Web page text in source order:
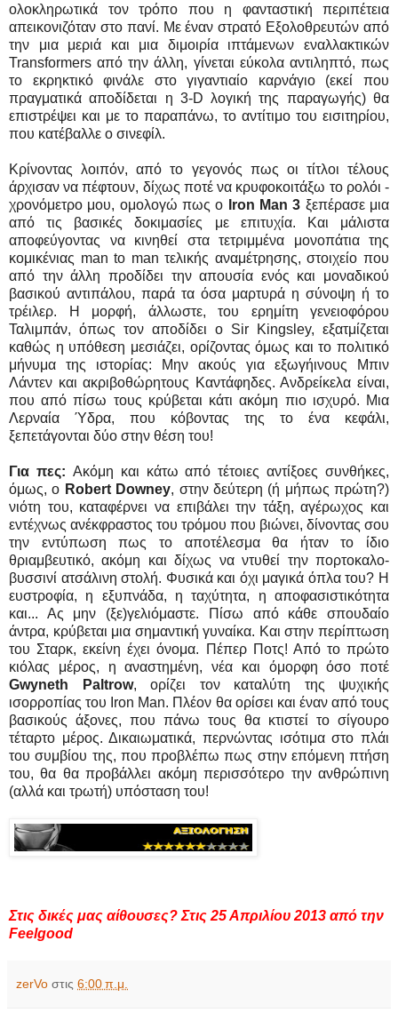
ολοκληρωτικά τον τρόπο που η φανταστική περιπέτεια
απεικονιζόταν στο πανί. Με έναν στρατό Εξολοθρευτών από
την μια μεριά και μια διμοιρία ιπτάμενων εναλλακτικών
Transformers από την άλλη, γίνεται εύκολα αντιληπτό, πως
το εκρηκτικό φινάλε στο γιγαντιαίο καρνάγιο (εκεί που
πραγματικά αποδίδεται η 3-D λογική της παραγωγής) θα
επιστρέψει και με το παραπάνω, το αντίτιμο του εισιτηρίου,
που κατέβαλλε ο σινεφίλ.
Κρίνοντας λοιπόν, από το γεγονός πως οι τίτλοι τέλους
άρχισαν να πέφτουν, δίχως ποτέ να κρυφοκοιτάξω το ρολόι -
χρονόμετρο μου, ομολογώ πως ο
Iron Man 3 ξεπέρασε μια
από τις βασικές δοκιμασίες με επιτυχία. Και μάλιστα
αποφεύγοντας να κινηθεί στα τετριμμένα μονοπάτια της
κομικένιας man to man τελικής αναμέτρησης, στοιχείο που
από την άλλη προδίδει την απουσία ενός και μοναδικού
βασικού αντιπάλου, παρά τα όσα μαρτυρά η σύνοψη ή το
τρέιλερ. Η μορφή, άλλωστε, του ερημίτη γενειοφόρου
Ταλιμπάν, όπως τον αποδίδει ο Sir Kingsley, εξατμίζεται
καθώς η υπόθεση μεσιάζει, ορίζοντας όμως και το πολιτικό
μήνυμα της ιστορίας: Μην ακούς για εξωγήινους Μπιν
Λάντεν και ακριβοθώρητους Καντάφηδες. Ανδρείκελα είναι,
που από πίσω τους κρύβεται κάτι ακόμη πιο ισχυρό. Μια
Λερναία Ύδρα, που κόβοντας της το ένα κεφάλι,
ξεπετάγονται δύο στην θέση του!
Για πες: Ακόμη και κάτω από τέτοιες αντίξοες συνθήκες,
όμως, ο Robert Downey, στην δεύτερη (ή μήπως πρώτη?)
νιότη του, καταφέρνει να επιβάλει την τάξη, αγέρωχος και
εντέχνως ανέκφραστος του τρόμου που βιώνει, δίνοντας σου
την εντύπωση πως το αποτέλεσμα θα ήταν το ίδιο
θριαμβευτικό, ακόμη και δίχως να ντυθεί την πορτοκαλο-
βυσσινί ατσάλινη στολή. Φυσικά και όχι μαγικά όπλα του? Η
ευστροφία, η εξυπνάδα, η ταχύτητα, η αποφασιστικότητα
και... Ας μην (ξε)γελιόμαστε. Πίσω από κάθε σπουδαίο
άντρα, κρύβεται μια σημαντική γυναίκα. Και στην περίπτωση
του Σταρκ, εκείνη έχει όνομα. Πέπερ Ποτς! Από το πρώτο
κιόλας μέρος, η αναστημένη, νέα και όμορφη όσο ποτέ
Gwyneth Paltrow, ορίζει τον καταλύτη της ψυχικής
ισορροπίας του Iron Man. Πλέον θα ορίσει και έναν από τους
βασικούς άξονες, που πάνω τους θα κτιστεί το σίγουρο
τέταρτο μέρος. Δικαιωματικά, περνώντας ισότιμα στο πλάι
του συμβίου της, που προβλέπω πως στην επόμενη πτήση
του, θα θα προβάλλει ακόμη περισσότερο την ανθρώπινη
(αλλά και τρωτή) υπόσταση του!
Στις δικές μας αίθουσες? Στις 25 Απριλίου 2013 από την
Feelgood
zerVo στις 6:00 π.μ.